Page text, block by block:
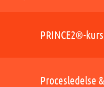
PRINCE2®-
Procesledelse